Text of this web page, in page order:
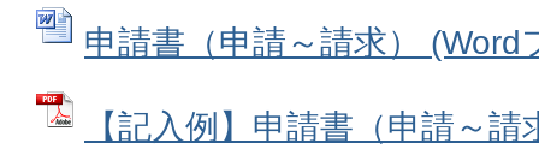
申請書（申請～請求）
【記入例】申請書（申請～